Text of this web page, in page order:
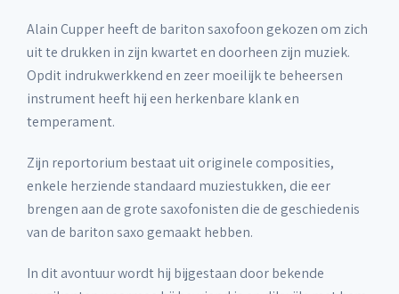
Alain Cupper heeft de bariton saxofoon gekozen om zich
uit te drukken in zijn kwartet en doorheen zijn muziek.
Opdit indrukwerkkend en zeer moeilijk te beheersen
instrument heeft hij een herkenbare klank en
temperament.
Zijn reportorium bestaat uit originele composities,
enkele herziende standaard muziestukken, die eer
brengen aan de grote saxofonisten die de geschiedenis
van de bariton saxo gemaakt hebben.
In dit avontuur wordt hij bijgestaan door bekende